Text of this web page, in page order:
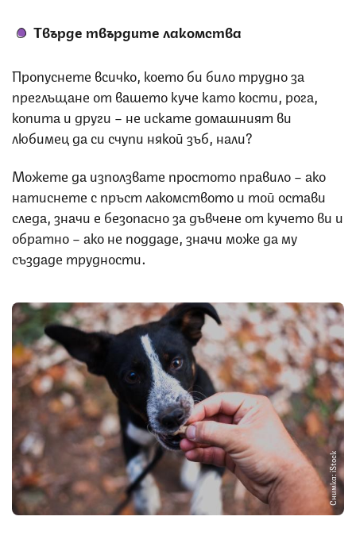
Твърде твърдите лакомства
Пропуснете всичко, което би било трудно за
преглъщане от вашето куче като кости, рога,
копита и други – не искате домашният ви
любимец да си счупи някой зъб, нали?
Можете да използвате простото правило – ако
натиснете с пръст лакомството и той остави
следа, значи е безопасно за дъвчене от кучето ви и
обратно – ако не поддаде, значи може да му
създаде трудности.
Снимка: iStock